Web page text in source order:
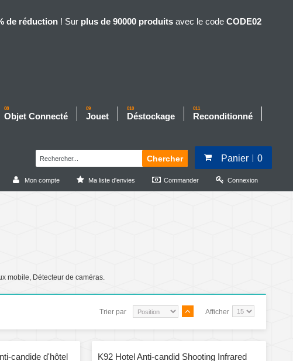
de réduction ! Sur plus de 90000 produits avec le code CODE02
08
Objet Connecté
09
Jouet
010
Déstockage
011
Reconditionné
Panier
0
Chercher
Mon compte Ma liste d'envies Commander Connexion
mobile, Détecteur de caméras.
Afficher
Trier par
candide d'hôtel
K92 Hotel Anti-candid Shooting Infrared